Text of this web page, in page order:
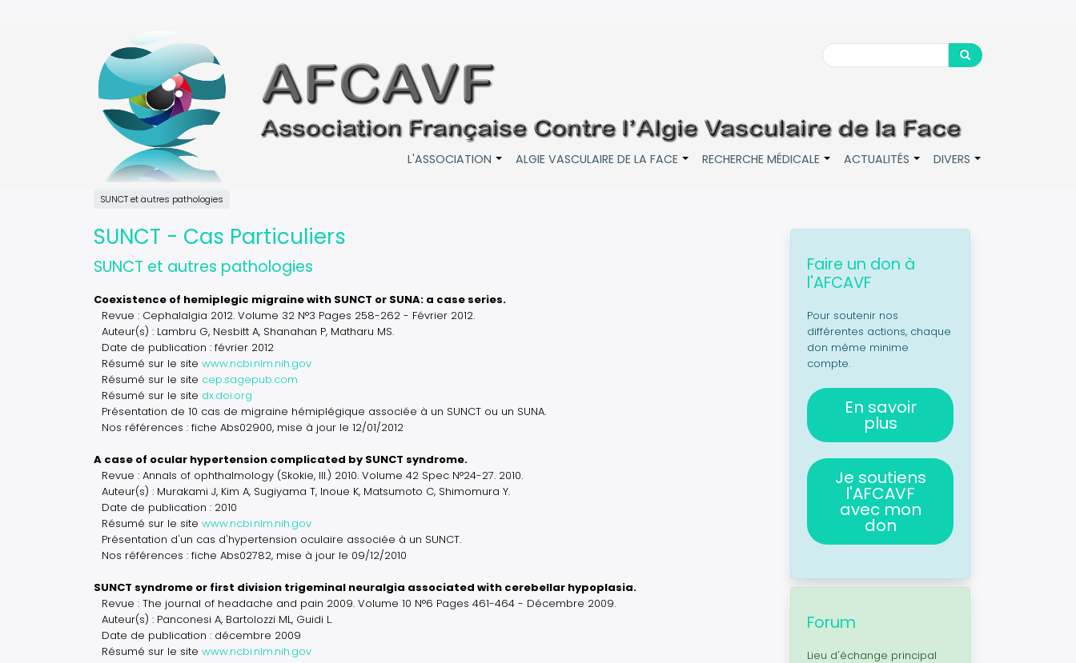
Search
Search
L'ASSOCIATION ALGIE VASCULAIRE DE LA FACE RECHERCHE MÉDICALE ACTUALITÉS DIVERS
SUNCT et autres pathologies
SUNCT - Cas Particuliers
SUNCT et autres pathologies
Coexistence of hemiplegic migraine with SUNCT or SUNA: a case series.
Revue : Cephalalgia 2012. Volume 32 N°3 Pages 258-262 - Février 2012.
Auteur(s) : Lambru G, Nesbitt A, Shanahan P, Matharu MS.
Date de publication : février 2012
Résumé sur le site www.ncbi.nlm.nih.gov
Résumé sur le site cep.sagepub.com
Résumé sur le site dx.doi.org
Présentation de 10 cas de migraine hémiplégique associée à un SUNCT ou un SUNA.
Nos références : fiche Abs02900, mise à jour le 12/01/2012
A case of ocular hypertension complicated by SUNCT syndrome.
Revue : Annals of ophthalmology (Skokie, Ill.) 2010. Volume 42 Spec N°24-27. 2010.
Auteur(s) : Murakami J, Kim A, Sugiyama T, Inoue K, Matsumoto C, Shimomura Y.
Date de publication : 2010
Résumé sur le site www.ncbi.nlm.nih.gov
Présentation d'un cas d'hypertension oculaire associée à un SUNCT.
Nos références : fiche Abs02782, mise à jour le 09/12/2010
SUNCT syndrome or first division trigeminal neuralgia associated with cerebellar hypoplasia.
Revue : The journal of headache and pain 2009. Volume 10 N°6 Pages 461-464 - Décembre 2009.
Auteur(s) : Panconesi A, Bartolozzi ML, Guidi L.
Date de publication : décembre 2009
Résumé sur le site www.ncbi.nlm.nih.gov
Faire un don à
l'AFCAVF
Pour soutenir nos
différentes actions, chaque
don même minime
compte.
En savoir
plus
Je soutiens
l'AFCAVF
avec mon
don
Forum
Lieu d'échange principal